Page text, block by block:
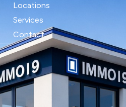
Locations
Services
Contact